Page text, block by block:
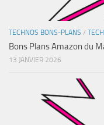
TECHNOS BONS-PLANS /
Bons Plans Amazon du
13 JANVIER 2026